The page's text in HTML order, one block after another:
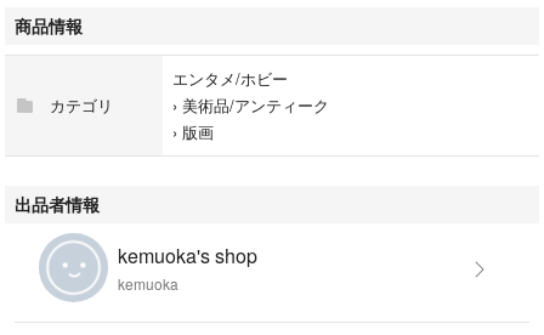
商品情報
カテゴリ
エンタメ/ホビー
› 美術品/アンティーク
› 版画
出品者情報
kemuoka's shop
kemuoka